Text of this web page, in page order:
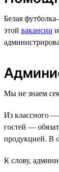
Белая
этой вакансии
Мы не знаем
Из классного —
гостей —
продукцией. В
К слову,